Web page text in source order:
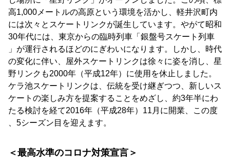
高1,000メートルの高原という環境を活かし、軽井沢町内
には次々とスケートリンクが誕生しています。やがて昭和
30年代には、東京からの臨時列車「銀盤号スケート列車
」が運行されるほどのにぎわいになります。しかし、時代
の変化に伴い、屋外スケートリンクは徐々に姿を消し、星
野リンクも2000年（平成12年）に使用を休止しました。
ケラ池スケートリンクは、伝統を受け継ぎつつ、新しいス
ケートの楽しみ方を提案することをめざし、約3年半にわ
たる検討を経て2016年（平成28年）11月に開業、この度
、5シーズン目を迎えます。
＜最高水準のコロナ対策宣言＞